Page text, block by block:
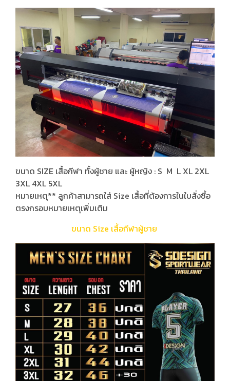
ขนาด SIZE เสื้อกีฬา ทั้งผู้ชาย และ ผู้หญิง : S M L XL 2XL
3XL 4XL 5XL
หมายเหตุ** ลูกค้าสามารถใส่ Size เสื้อที่ต้องการในใบสั่งซื้อ
ตรงกรอบหมายเหตุเพิ่มเติม
ขนาด Size เสื้อกีฬาผู้ชาย